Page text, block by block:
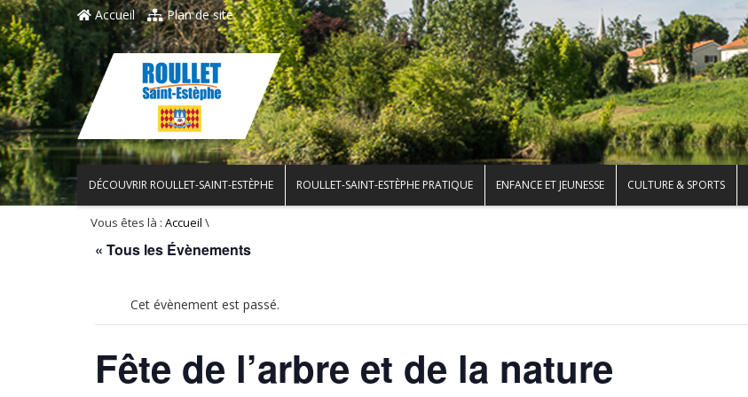
Accueil Plan de site
DÉCOUVRIR ROULLET-SAINT-ESTÈPHE ROULLET-SAINT-ESTÈPHE PRATIQUE ENFANCE ET JEUNESSE CULTURE & SPORTS
Vous êtes là : Accueil \
« Tous les Évènements
Cet évènement est passé.
Fête de l’arbre et de la nature